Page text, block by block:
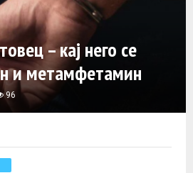
– кај него се
и метамфетамин
96